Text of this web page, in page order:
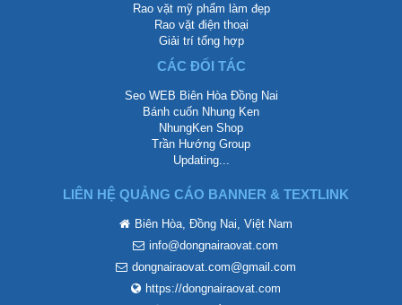
Rao vặt mỹ phẩm làm đẹp
Rao vặt điện thoại
Giải trí tổng hợp
CÁC ĐỐI TÁC
Seo WEB Biên Hòa Đồng Nai
Bánh cuốn Nhung Ken
NhungKen Shop
Trần Hướng Group
Updating...
LIÊN HỆ QUẢNG CÁO BANNER & TEXTLINK
Biên Hòa, Đồng Nai, Việt Nam
info@dongnairaovat.com
dongnairaovat.com@gmail.com
https://dongnairaovat.com